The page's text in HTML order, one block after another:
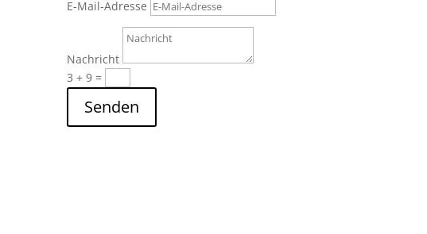
E-Mail-Adresse
Nachricht
3 + 9=
Senden